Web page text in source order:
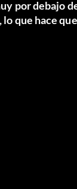
por debajo
que hace